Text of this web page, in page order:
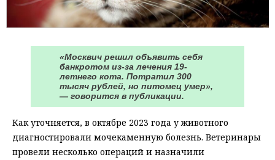
«Москвич решил объявить себя
банкротом из-за лечения 19-
летнего кота. Потратил 300
тысяч рублей, но питомец умер»,
— говорится в публикации.
Как уточняется, в октябре 2023 года у животного
диагностировали мочекаменную болезнь. Ветеринары
провели несколько операций и назначили